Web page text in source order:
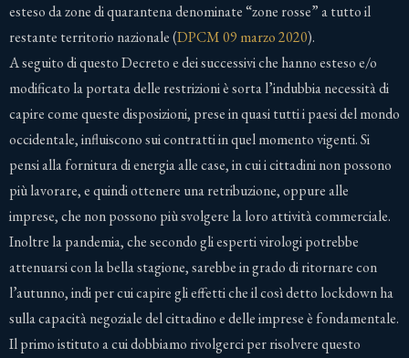
esteso da zone di quarantena denominate “zone rosse” a tutto il
restante territorio nazionale (DPCM 09 marzo 2020).
A seguito di questo Decreto e dei successivi che hanno esteso e/o
modificato la portata delle restrizioni è sorta l’indubbia necessità di
capire come queste disposizioni, prese in quasi tutti i paesi del mondo
occidentale, influiscono sui contratti in quel momento vigenti. Si
pensi alla fornitura di energia alle case, in cui i cittadini non possono
più lavorare, e quindi ottenere una retribuzione, oppure alle
imprese, che non possono più svolgere la loro attività commerciale.
Inoltre la pandemia, che secondo gli esperti virologi potrebbe
attenuarsi con la bella stagione, sarebbe in grado di ritornare con
l’autunno, indi per cui capire gli effetti che il così detto lockdown ha
sulla capacità negoziale del cittadino e delle imprese è fondamentale.
Il primo istituto a cui dobbiamo rivolgerci per risolvere questo